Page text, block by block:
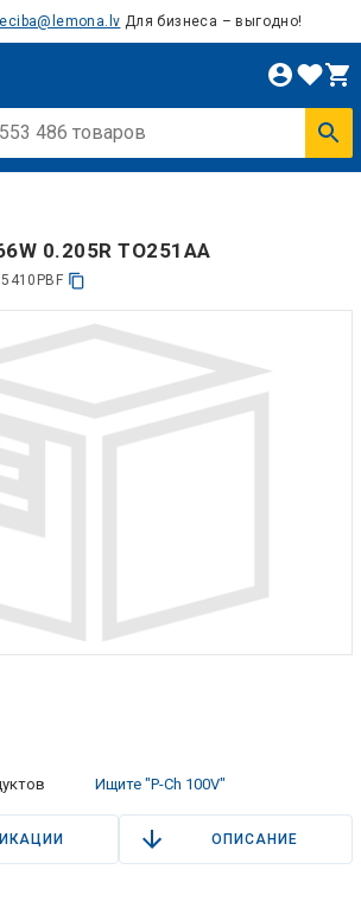
Для бизнеса – выгодно!
0.205R TO251AA
Ищите "P-Ch 100V"
ОПИСАНИЕ